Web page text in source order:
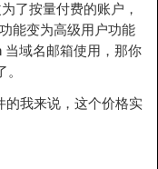
了按量付费的账户，
能变为高级用户功能
域名邮箱使用，那你
的我来说，这个价格实